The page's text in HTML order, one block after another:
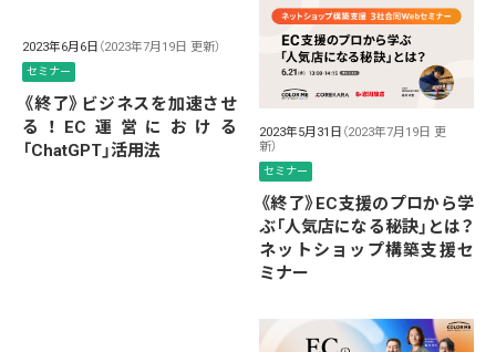
2023年6月6日 （2023年7月19日 更新）
セミナー
《終了》ビジネスを加速させ
る！EC運営における
「ChatGPT」活用法
2023年5月31日 （2023年7月19日 更
新）
セミナー
《終了》EC支援のプロから学
ぶ「人気店になる秘訣」とは？
ネットショップ構築支援セ
ミナー